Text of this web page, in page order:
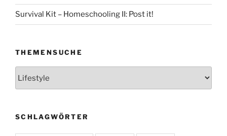
Survival Kit – Homeschooling II: Post it!
THEMENSUCHE
SCHLAGWÖRTER